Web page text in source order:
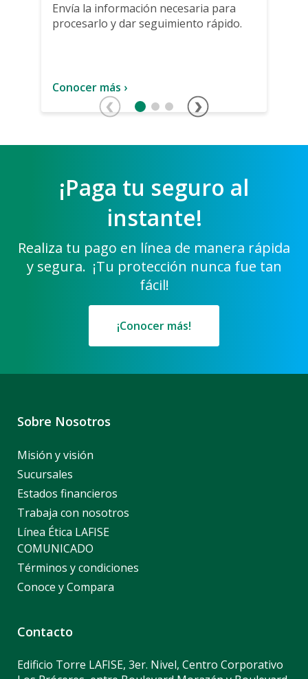
Envía la información necesaria para
procesarlo y dar seguimiento rápido.
Conocer más ›
¡Paga tu seguro al
instante!
Realiza tu pago en línea de manera rápida
y segura. ¡Tu protección nunca fue tan
fácil!
¡Conocer más!
Sobre Nosotros
Misión y visión
Sucursales
Estados financieros
Trabaja con nosotros
Línea Ética LAFISE
COMUNICADO
Términos y condiciones
Conoce y Compara
Contacto
Edificio Torre LAFISE, 3er. Nivel, Centro Corporativo